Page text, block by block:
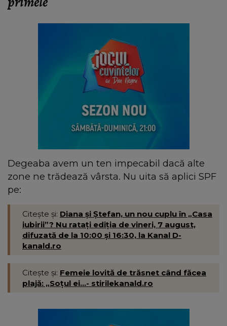
Degeaba avem un ten impecabil dacă alte
zone ne trădează vârsta. Nu uita să aplici SPF
pe:
Citește și: Diana și Ștefan, un nou cuplu în „Casa
iubirii”? Nu ratați ediția de vineri, 7 august,
difuzată de la 10:00 și 16:30, la Kanal D-
kanald.ro
Citește și: Femeie lovită de trăsnet când făcea
plajă: „Soțul ei...- stirilekanald.ro